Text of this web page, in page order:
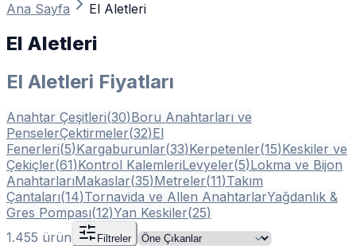
Ana Sayfa El Aletleri
El Aletleri
El Aletleri Fiyatları
Anahtar Çeşitleri(30)Boru Anahtarları ve
PenselerÇektirmeler(32)El
Fenerleri(5)Kargaburunlar(33)Kerpetenler(15)Keskiler ve
Çekiçler(61)Kontrol KalemleriLevyeler(5)Lokma ve Bijon
AnahtarlarıMakaslar(35)Metreler(11)Takım
Çantaları(14)Tornavida ve Allen AnahtarlarYağdanlık &
Gres Pompası(12)Yan Keskiler(25)
1.455 ürün Filtreler